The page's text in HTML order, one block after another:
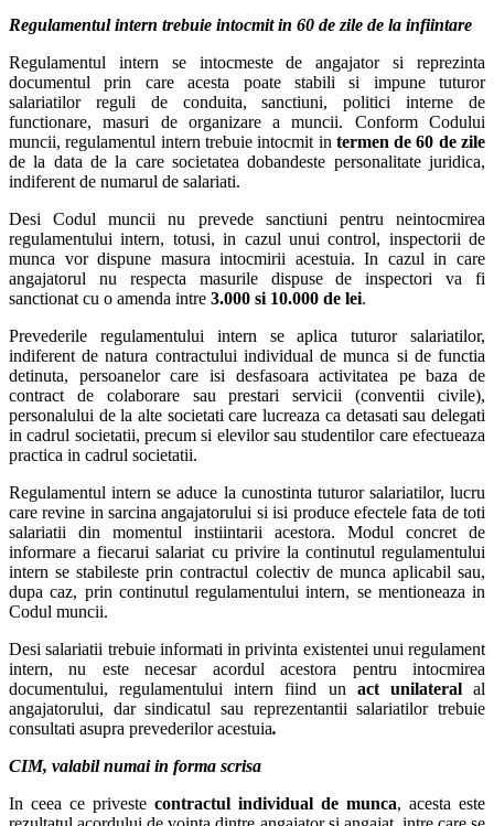
Regulamentul intern trebuie intocmit in 60 de zile de la infiintare
Regulamentul intern se intocmeste de angajator si reprezinta
documentul prin care acesta poate stabili si impune tuturor
salariatilor reguli de conduita, sanctiuni, politici interne de
functionare, masuri de organizare a muncii. Conform Codului
muncii, regulamentul intern trebuie intocmit in termen de 60 de zile
de la data de la care societatea dobandeste personalitate juridica,
indiferent de numarul de salariati.
Desi Codul muncii nu prevede sanctiuni pentru neintocmirea
regulamentului intern, totusi, in cazul unui control, inspectorii de
munca vor dispune masura intocmirii acestuia. In cazul in care
angajatorul nu respecta masurile dispuse de inspectori va fi
sanctionat cu o amenda intre 3.000 si 10.000 de lei.
Prevederile regulamentului intern se aplica tuturor salariatilor,
indiferent de natura contractului individual de munca si de functia
detinuta, persoanelor care isi desfasoara activitatea pe baza de
contract de colaborare sau prestari servicii (conventii civile),
personalului de la alte societati care lucreaza ca detasati sau delegati
in cadrul societatii, precum si elevilor sau studentilor care efectueaza
practica in cadrul societatii.
Regulamentul intern se aduce la cunostinta tuturor salariatilor, lucru
care revine in sarcina angajatorului si isi produce efectele fata de toti
salariatii din momentul instiintarii acestora. Modul concret de
informare a fiecarui salariat cu privire la continutul regulamentului
intern se stabileste prin contractul colectiv de munca aplicabil sau,
dupa caz, prin continutul regulamentului intern, se mentioneaza in
Codul muncii.
Desi salariatii trebuie informati in privinta existentei unui regulament
intern, nu este necesar acordul acestora pentru intocmirea
documentului, regulamentului intern fiind un act unilateralal
angajatorului, dar sindicatul sau reprezentantii salariatilor trebuie
consultati asupra prevederilor acestuia.
CIM, valabil numai in forma scrisa
In ceea ce priveste contractul individual de munca, acesta este